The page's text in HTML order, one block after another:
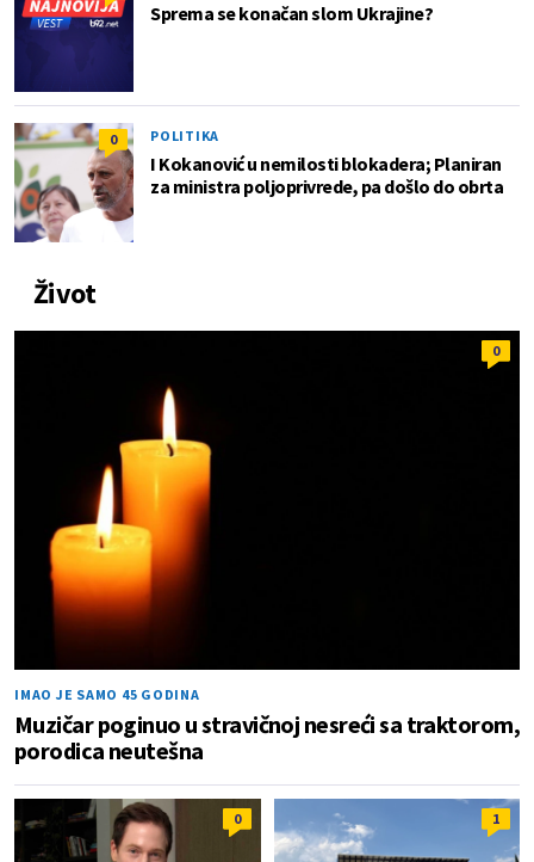
Sprema se konačan slom Ukrajine?
0 POLITIKA
I Kokanović u nemilosti blokadera; Planiran
za ministra poljoprivrede, pa došlo do obrta
Život
0
IMAO JE SAMO 45 GODINA
Muzičar poginuo u stravičnoj nesreći sa traktorom,
porodica neutešna
0 1